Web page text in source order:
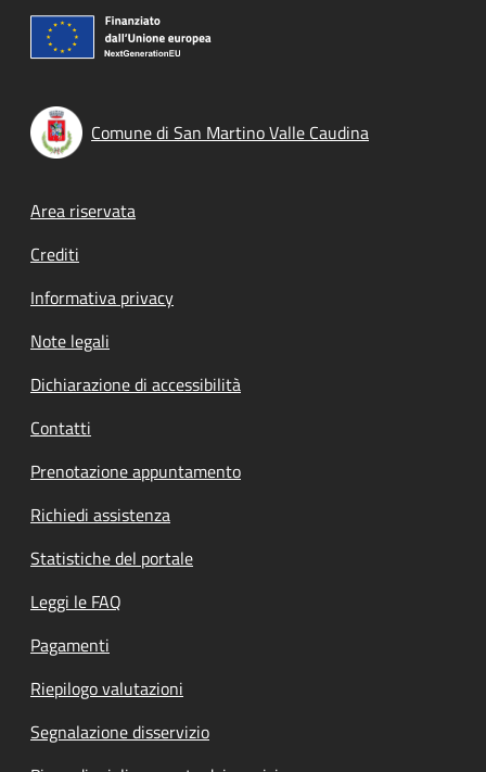
Comune di San Martino Valle Caudina
Footer menu
Area riservata
Crediti
Informativa privacy
Note legali
Dichiarazione di accessibilità
Contatti
Prenotazione appuntamento
Richiedi assistenza
Statistiche del portale
Leggi le FAQ
Pagamenti
Riepilogo valutazioni
Segnalazione disservizio